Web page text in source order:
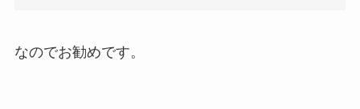
なのでお勧めです。